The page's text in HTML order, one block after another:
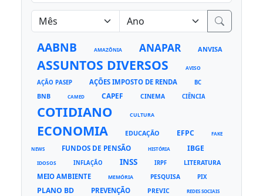
AABNB AMAZÔNIA ANAPAR ANVISA
ASSUNTOS DIVERSOS AVISO
AÇÃO PASEP AÇÕES IMPOSTO DE RENDA BC
BNB CAMED CAPEF CINEMA CIÊNCIA
COTIDIANO CULTURA
ECONOMIA EDUCAÇÃO EFPC FAKE
NEWS FUNDOS DE PENSÃO HISTÓRIA IBGE
IDOSOS INFLAÇÃO INSS IRPF LITERATURA
MEIO AMBIENTE MEMÓRIA PESQUISA PIX
PLANO BD PREVENÇÃO PREVIC REDES SOCIAIS